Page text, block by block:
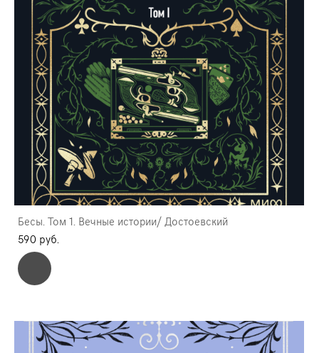
Бесы. Том 1. Вечные истории/ Достоевский
590 pуб.